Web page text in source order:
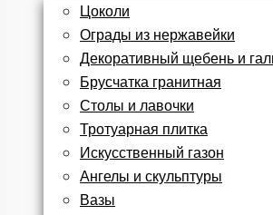
Цоколи
Ограды из нержавейки
Декоративный щебень и
Брусчатка гранитная
Столы и лавочки
Тротуарная плитка
Искусственный газон
Ангелы и скульптуры
Вазы